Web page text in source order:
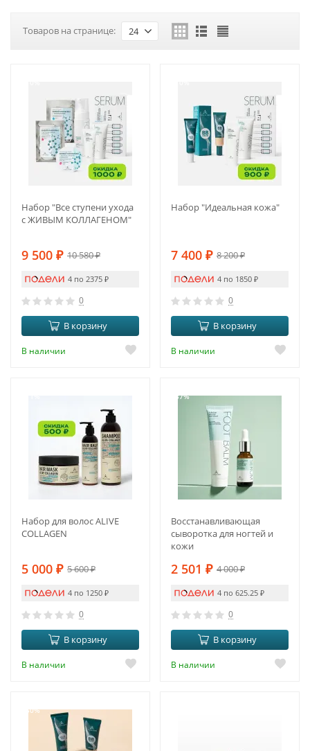
Товаров на странице: 24
Набор "Все ступени ухода
с ЖИВЫМ КОЛЛАГЕНОМ"
9 500 ₽ 10 580₽
4 по 2375 ₽
0
В корзину
В наличии
Набор "Идеальная кожа"
7 400 ₽ 8 200₽
4 по 1850 ₽
0
В корзину
В наличии
Набор для волос ALIVE
COLLAGEN
5 000 ₽ 5 600₽
4 по 1250 ₽
0
В корзину
В наличии
-37%
Восстанавливающая
сыворотка для ногтей и
кожи
2 501 ₽ 4 000₽
4 по 625.25 ₽
0
В корзину
В наличии
-50%